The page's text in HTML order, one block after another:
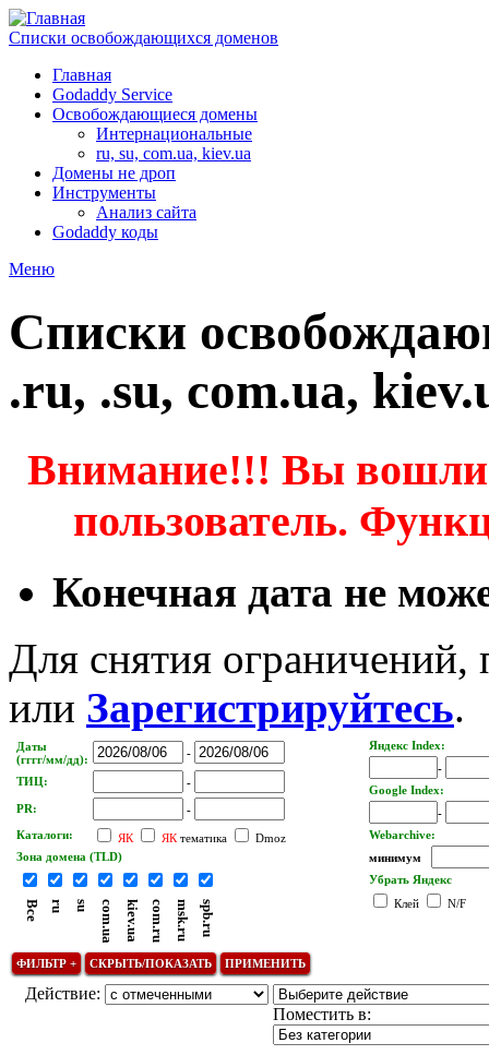
Списки освобождающихся доменов
Главная
Godaddy Service
Освобождающиеся домены
Интернациональные
ru, su, com.ua, kiev.ua
Домены не дроп
Инструменты
Анализ сайта
Godaddy коды
Меню
Cписки
.ru, .su, com.ua,
Внимание!!! Вы вошли
пользователь.
Конечная дата не
Для снятия
или Зарегистрируйтесь.
Даты
(гггг/мм/дд):
-
ТИЦ:
-
PR:
-
Каталоги:
ЯК ЯК тематика
Dmoz
Зона домена (TLD)
Все ru su com.ua kiev.ua com.ru msk.ru spb.ru
Яндекс Index:
-
Google Index:
-
Webarchive:
минимум
Убрать Яндекс
Клей
N/F
Действие:
Поместить в: